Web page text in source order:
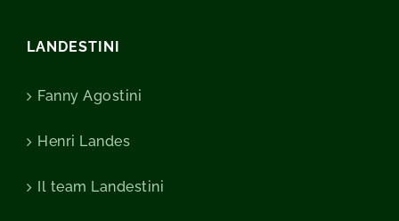
LANDESTINI
Fanny Agostini
Henri Landes
Il team Landestini